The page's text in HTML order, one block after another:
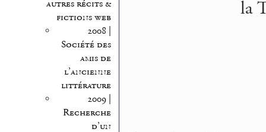
autres récits &
fictions web
2008 |
Société des
amis de
l’ancienne
littérature
2009 |
Recherche
d’un
la